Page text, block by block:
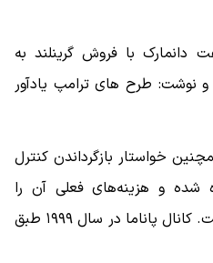
دانمارک با فروش گرینلند به
۲۰۱۹ اشاره کرد و نوشت: طرح های ترامپ یادآور
خواستار بازگرداندن کنترل
شده و هزینه‌های فعلی آن را
«غیرمنصفانه» توصیف کرده است. کانال پاناما در سال ۱۹۹۹ طبق